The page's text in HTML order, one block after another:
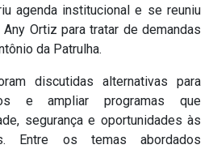
agenda institucional e se reuniu
Ortiz para tratar de demandas
da Patrulha.
discutidas alternativas para
e ampliar programas que
segurança e oportunidades às
Entre os temas abordados